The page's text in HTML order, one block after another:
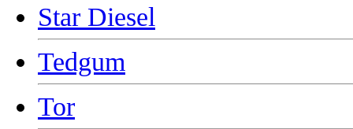
Star Diesel
Tedgum
Tor